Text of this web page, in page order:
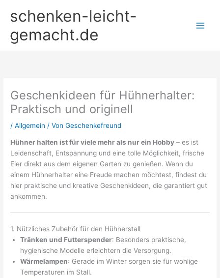
Inhaltschenken-leicht-
gemacht.de
Geschenkideen für Hühnerhalter:
Praktisch und originell
/Allgemein / VonGeschenkefreund
Hühner halten ist für viele mehr als nur ein Hobby – es ist
Leidenschaft, Entspannung und eine tolle Möglichkeit, frische
Eier direkt aus dem eigenen Garten zu genießen. Wenn du
einem Hühnerhalter eine Freude machen möchtest, findest du
hier praktische und kreative Geschenkideen, die garantiert gut
ankommen.
1. Nützliches Zubehör für den Hühnerstall
Tränken und Futterspender: Besonders praktische,
hygienische Modelle erleichtern die Versorgung.
Wärmelampen: Gerade im Winter sorgen sie für wohlige
Temperaturen im Stall.